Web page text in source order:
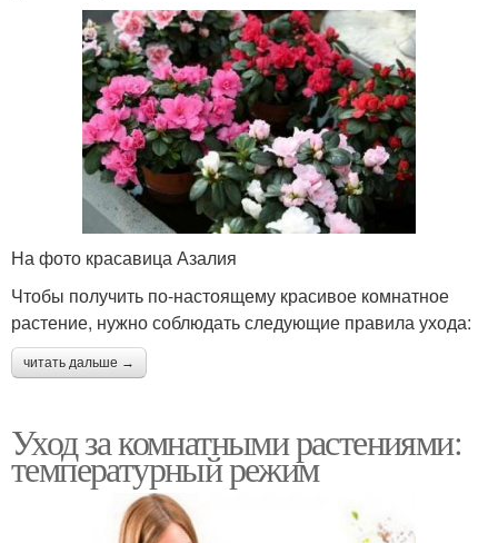
На фото красавица Азалия
Чтобы получить по-настоящему красивое комнатное
растение, нужно соблюдать следующие правила ухода:
читать дальше →
Уход за комнатными растениями:
температурный режим